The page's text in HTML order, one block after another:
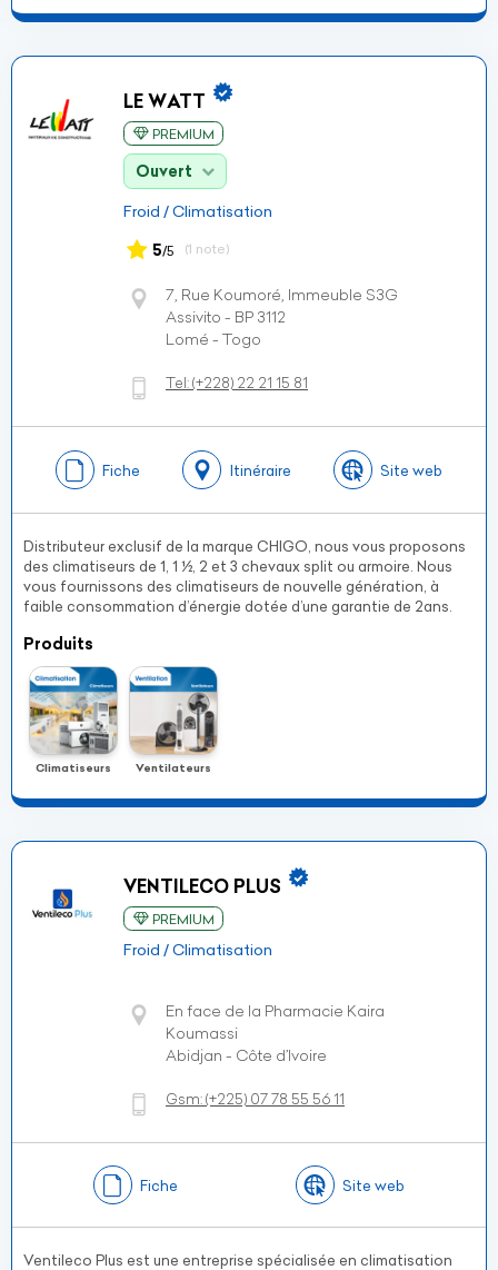
LE WATT
PREMIUM
Ouvert
Froid / Climatisation
5/5 (1 note)
7, Rue Koumoré, Immeuble S3G
Assivito - BP 3112
Lomé - Togo
Tel:(+228) 22 21 15 81
Fiche Itinéraire Site web
Distributeur exclusif de la marque CHIGO, nous vous proposons
des climatiseurs de 1, 1 ½, 2 et 3 chevaux split ou armoire. Nous
vous fournissons des climatiseurs de nouvelle génération, à
faible consommation d’énergie dotée d’une garantie de 2ans.
Produits
Climatiseurs Ventilateurs
VENTILECO PLUS
PREMIUM
Froid / Climatisation
En face de la Pharmacie Kaira
Koumassi
Abidjan - Côte d’Ivoire
Gsm:(+225) 07 78 55 56 11
Fiche Site web
Ventileco Plus est une entreprise spécialisée en climatisation